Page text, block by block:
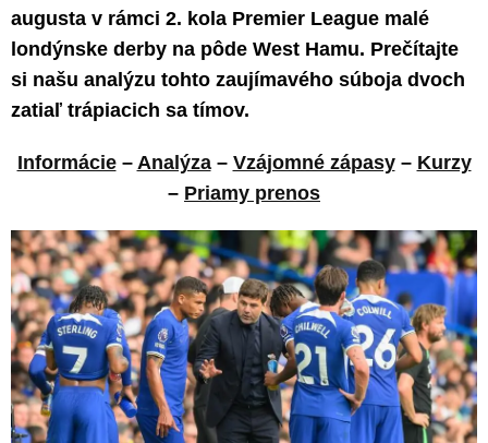
augusta v rámci 2. kola Premier League malé
londýnske derby na pôde West Hamu. Prečítajte
si našu analýzu tohto zaujímavého súboja dvoch
zatiaľ trápiacich sa tímov.
Informácie– Analýza– Vzájomné zápasy– Kurzy
– Priamy prenos